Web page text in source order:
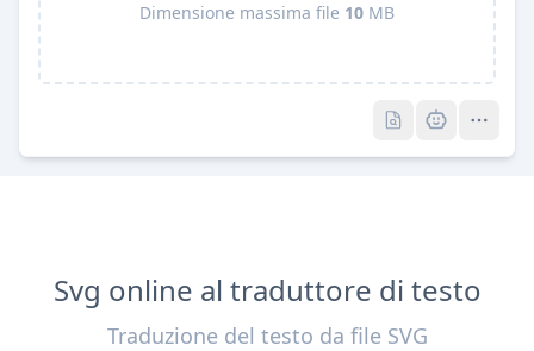
Dimensione massima file 10 MB
Svg online al traduttore di testo
Traduzione del testo da file SVG